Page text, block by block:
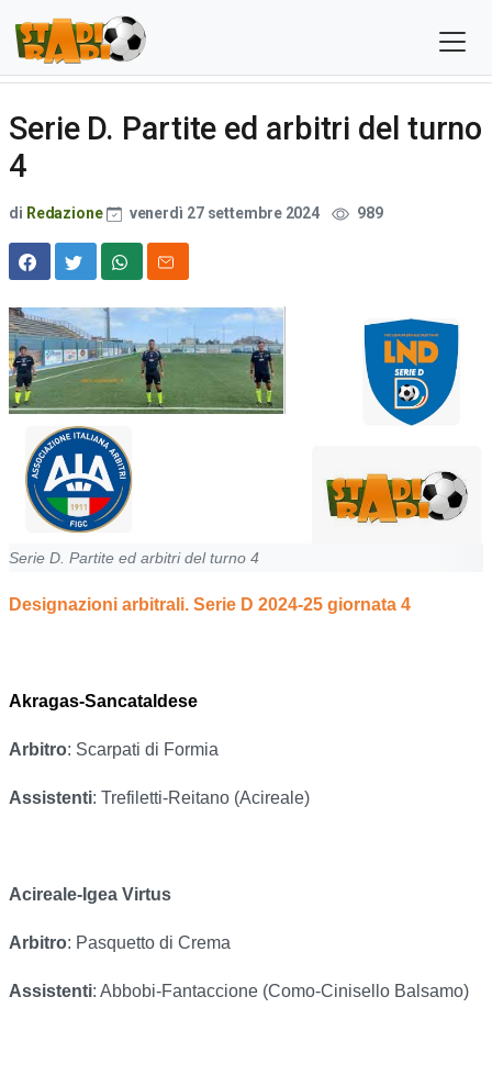
Serie D. Partite ed arbitri del turno
4
di Redazione venerdì 27 settembre 2024 989
Serie D. Partite ed arbitri del turno 4
Designazioni arbitrali. Serie D 2024-25 giornata 4
Akragas-Sancataldese
Arbitro: Scarpati di Formia
Assistenti: Trefiletti-Reitano (Acireale)
Acireale-Igea Virtus
Arbitro: Pasquetto di Crema
Assistenti: Abbobi-Fantaccione (Como-Cinisello Balsamo)